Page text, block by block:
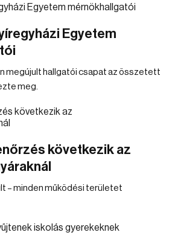
Egyetem
megújult hallgatói csapat az összetett
meg.
következik az
– minden működési területet